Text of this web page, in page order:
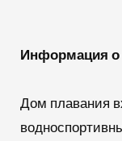
Информация о
Дом плавания